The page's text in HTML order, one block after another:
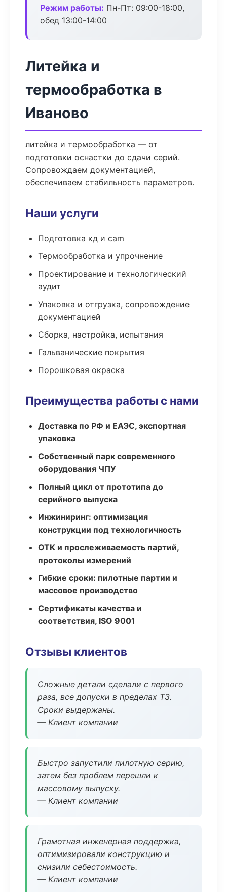
Режим работы: Пн-Пт: 09:00-18:00,
обед 13:00-14:00
Литейка и
термообработка в
Иваново
литейка и термообработка — от
подготовки оснастки до сдачи серий.
Сопровождаем документацией,
обеспечиваем стабильность параметров.
Наши услуги
Подготовка кд и cam
Термообработка и упрочнение
Проектирование и технологический
аудит
Упаковка и отгрузка, сопровождение
документацией
Сборка, настройка, испытания
Гальванические покрытия
Порошковая окраска
Преимущества работы с нами
Доставка по РФ и ЕАЭС, экспортная
упаковка
Собственный парк современного
оборудования ЧПУ
Полный цикл от прототипа до
серийного выпуска
Инжиниринг: оптимизация
конструкции под технологичность
ОТК и прослеживаемость партий,
протоколы измерений
Гибкие сроки: пилотные партии и
массовое производство
Сертификаты качества и
соответствия, ISO 9001
Отзывы клиентов
Сложные детали сделали с первого
раза, все допуски в пределах ТЗ.
Сроки выдержаны.
— Клиент компании
Быстро запустили пилотную серию,
затем без проблем перешли к
массовому выпуску.
— Клиент компании
Грамотная инженерная поддержка,
оптимизировали конструкцию и
снизили себестоимость.
— Клиент компании